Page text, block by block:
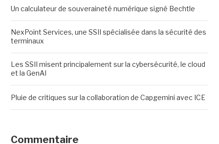
Un calculateur de souveraineté numérique signé Bechtle
NexPoint Services, une SSII spécialisée dans la sécurité des
terminaux
Les SSII misent principalement sur la cybersécurité, le cloud
et la GenAI
Pluie de critiques sur la collaboration de Capgemini avec ICE
Commentaire